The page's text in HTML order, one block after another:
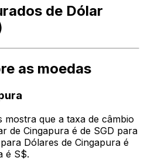
de Dólar
as moedas
mostra que a taxa de câmbio
de Cingapura é de SGD para
Dólares de Cingapura é
é S$.